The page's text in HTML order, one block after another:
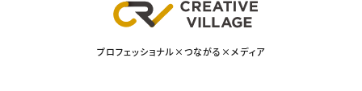
プロフェッショナル×つながる×メディア